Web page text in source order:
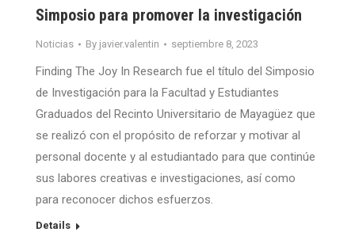
Simposio para promover la investigación
Noticias By javier.valentin septiembre 8, 2023
Finding The Joy In Research fue el título del Simposio
de Investigación para la Facultad y Estudiantes
Graduados del Recinto Universitario de Mayagüez que
se realizó con el propósito de reforzar y motivar al
personal docente y al estudiantado para que continúe
sus labores creativas e investigaciones, así como
para reconocer dichos esfuerzos.
Details